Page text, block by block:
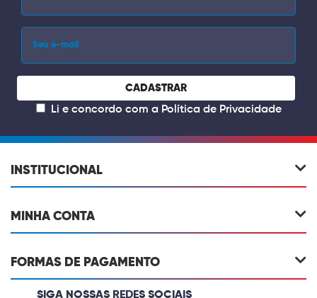
CADASTRAR
Li e concordo com a Política de Privacidade
INSTITUCIONAL
MINHA CONTA
FORMAS DE PAGAMENTO
SIGA NOSSAS REDES SOCIAIS